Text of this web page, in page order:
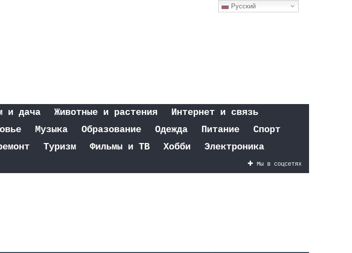
и дача Животные и растения
Интернет и связь
Музыка Образование Одежда Питание
Спорт
Туризм Фильмы и ТВ Хобби Электроника
Мы в соцсетях
Русский